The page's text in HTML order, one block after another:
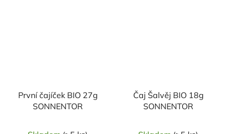
První čajíček BIO 27g
SONNENTOR
Čaj Šalvěj BIO 18g
SONNENTOR